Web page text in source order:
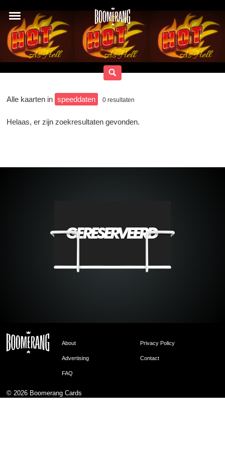
Alle kaarten in speeddaten 0 resultaten
Helaas, er zijn zoekresultaten gevonden.
About Privacy Policy
Advertising Contact
FAQ
© 2026 Boomerang Cards